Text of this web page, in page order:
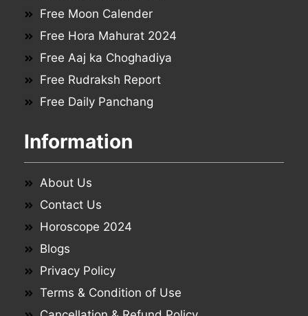
Free Moon Calender
Free Hora Mahurat 2024
Free Aaj ka Choghadiya
Free Rudraksh Report
Free Daily Panchang
Information
About Us
Contact Us
Horoscope 2024
Blogs
Privacy Policy
Terms & Condition of Use